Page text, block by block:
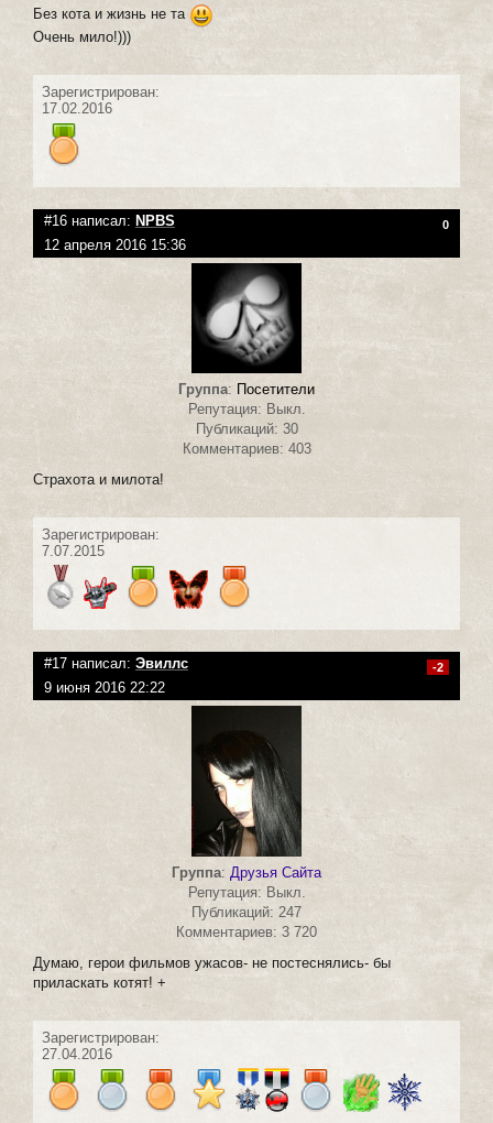
Без кота и жизнь не та
Очень мило!)))
Зарегистрирован:
17.02.2016
#16 написал: NPBS 0
12 апреля 2016 15:36
Группа: Посетители
Репутация: Выкл.
Публикаций: 30
Комментариев: 403
Страхота и милота!
Зарегистрирован:
7.07.2015
#17 написал: Эвиллс -2
9 июня 2016 22:22
Группа: Друзья Сайта
Репутация: Выкл.
Публикаций: 247
Комментариев: 3 720
Думаю, герои фильмов ужасов- не постеснялись- бы
приласкать котят! +
Зарегистрирован:
27.04.2016